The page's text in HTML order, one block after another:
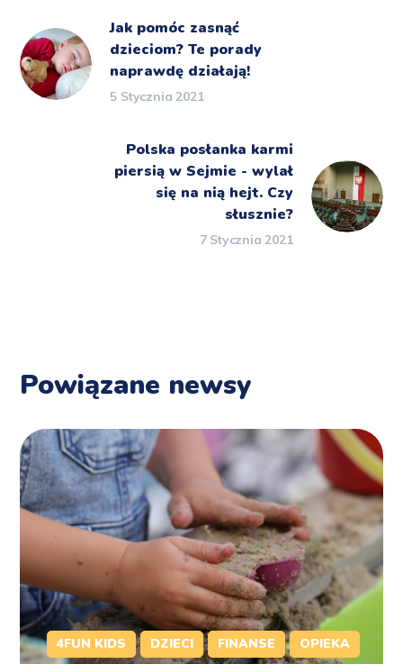
Jak pomóc zasnąć
dzieciom? Te porady
naprawdę działają!
5 Stycznia 2021
Polska posłanka karmi
piersią w Sejmie - wylał
się na nią hejt. Czy
słusznie?
7 Stycznia 2021
Powiązane newsy
4FUN KIDS DZIECI FINANSE OPIEKA